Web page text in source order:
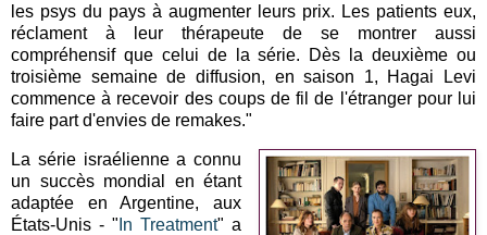
les psys du pays à augmenter leurs prix. Les patients eux,
réclament à leur thérapeute de se montrer aussi
compréhensif que celui de la série. Dès la deuxième ou
troisième semaine de diffusion, en saison 1, Hagai Levi
commence à recevoir des coups de fil de l'étranger pour lui
faire part d'envies de remakes."
La série israélienne a connu
un succès mondial en étant
adaptée en Argentine, aux
États-Unis - " In Treatment" a